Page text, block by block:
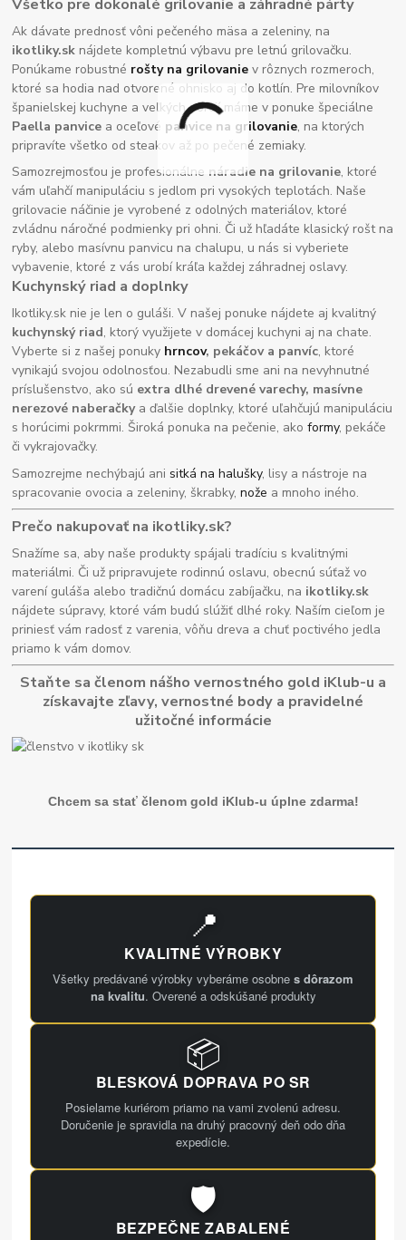
Ak dávate prednosť vôni pečeného mäsa a zeleniny, na
ikotliky.sk nájdete kompletnú výbavu pre letnú grilovačku.
Ponúkame robustné rošty na grilovanie v rôznych rozmeroch,
ktoré sa hodia nad otvorené ohnisko aj do kotlín. Pre milovníkov
španielskej kuchyne a veľkých porcií máme v ponuke špeciálne
Paella panvice a oceľové panvice na grilovanie, na ktorých
pripravíte všetko od steakov až po pečené zemiaky.
Samozrejmosťou je profesionálne náradie na grilovanie, ktoré
vám uľahčí manipuláciu s jedlom pri vysokých teplotách. Naše
grilovacie náčinie je vyrobené z odolných materiálov, ktoré
zvládnu náročné podmienky pri ohni. Či už hľadáte klasický rošt na
ryby, alebo masívnu panvicu na chalupu, u nás si vyberiete
vybavenie, ktoré z vás urobí kráľa každej záhradnej oslavy.
Kuchynský riad a doplnky
Ikotliky.sk nie je len o guláši. V našej ponuke nájdete aj kvalitný
kuchynský riad, ktorý využijete v domácej kuchyni aj na chate.
Vyberte si z našej ponuky hrncov, pekáčov a panvíc, ktoré
vynikajú svojou odolnosťou. Nezabudli sme ani na nevyhnutné
príslušenstvo, ako sú extra dlhé drevené varechy, masívne
nerezové naberačkya ďalšie doplnky, ktoré uľahčujú manipuláciu
s horúcimi pokrmmi. Široká ponuka na pečenie, akoformy, pekáče
či vykrajovačky.
Samozrejme nechýbajú anisitká na halušky, lisy a nástroje na
spracovanie ovocia a zeleniny, škrabky,nože a mnoho iného.
Prečo nakupovať na ikotliky.sk?
Snažíme sa, aby naše produkty spájali tradíciu s kvalitnými
materiálmi. Či už pripravujete rodinnú oslavu, obecnú súťaž vo
varení guláša alebo tradičnú domácu zabíjačku, na ikotliky.sk
nájdete súpravy, ktoré vám budú slúžiť dlhé roky. Naším cieľom je
priniesť vám radosť z varenia, vôňu dreva a chuť poctivého jedla
priamo k vám domov.
Staňte sa členom nášho vernostného gold iKlub-u a
získavajte zľavy, vernostné body a pravidelné
užitočné informácie
Chcem sa stať členom gold iKlub-u úplne zdarma!
📍
KVALITNÉ VÝROBKY
Všetky predávané výrobky vyberáme osobne s dôrazom
na kvalitu. Overené a odskúšané produkty
📦
BLESKOVÁ DOPRAVA PO SR
Posielame kuriérom priamo na vami zvolenú adresu.
Doručenie je spravidla na druhý pracovný deň odo dňa
expedície.
🛡️
BEZPEČNE ZABALENÉ